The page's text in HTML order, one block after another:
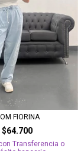
FIORINA
$64.700
Transferencia o